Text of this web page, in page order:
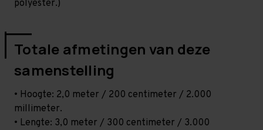
polyester.)
Totale afmetingen van deze
samenstelling
• Hoogte: 2,0 meter / 200 centimeter / 2.000
millimeter.
• Lengte: 3,0 meter / 300 centimeter / 3.000